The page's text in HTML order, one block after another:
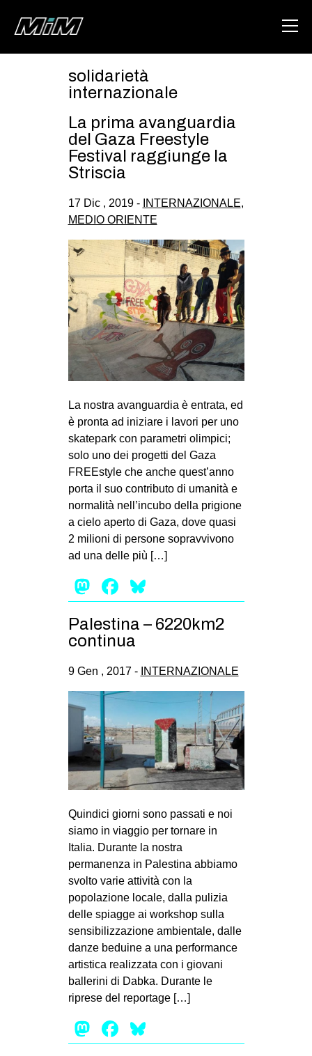
HOME
ABOUT
AREA
DEGENERAZIONE
GAZA FREESTYLE
CSOA LAMBRETTA
MSM
STUDENTI TSUNAMI
ZAM
MILANO
MOBILITAZIONI
SPAZI
MOVIMENTI
AMBIENTE
ANTIFASCISMO
DIRITTO ALL’ABITARE
MIGRAZIONI
PRECARIATO
REPRESSIONE
CULTURE
MUSICA
RECENSIONI
INTERNAZIONALE
AFRICA
AMERICHE
EUROPA
MEDIO ORIENTE
MONDO
EVENTI
in
solidarietà
internazionale
La prima avanguardia
del Gaza Freestyle
Festival raggiunge la
Striscia
17 Dic , 2019 - INTERNAZIONALE,
MEDIO ORIENTE
La nostra avanguardia è entrata, ed
è pronta ad iniziare i lavori per uno
skatepark con parametri olimpici;
solo uno dei progetti del Gaza
FREEstyle che anche quest’anno
porta il suo contributo di umanità e
normalità nell’incubo della prigione
a cielo aperto di Gaza, dove quasi
2 milioni di persone sopravvivono
ad una delle più […]
Mastodon
Facebook
Palestina – 6220km2
continua
9 Gen , 2017 - INTERNAZIONALE
Quindici giorni sono passati e noi
siamo in viaggio per tornare in
Italia. Durante la nostra
permanenza in Palestina abbiamo
svolto varie attività con la
popolazione locale, dalla pulizia
delle spiagge ai workshop sulla
sensibilizzazione ambientale, dalle
danze beduine a una performance
artistica realizzata con i giovani
ballerini di Dabka. Durante le
riprese del reportage […]
Mastodon
Facebook